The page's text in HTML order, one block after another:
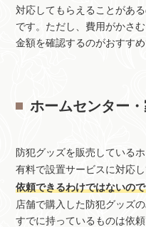
対応してもらえることがあ
です。ただし、費用がかさ
金額を確認するのがおすすめ
ホームセンター
防犯グッズを販売している
有料で設置サービスに対応
依頼できるわけではないの
店舗で購入した防犯グッズ
すでに持っているものは依